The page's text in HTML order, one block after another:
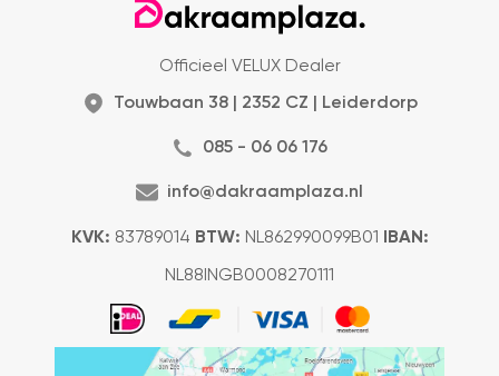
Officieel VELUX Dealer
Touwbaan 38 | 2352 CZ | Leiderdorp
085 - 06 06 176
info@dakraamplaza.nl
KVK: 83789014 BTW: NL862990099B01 IBAN:
NL88INGB0008270111